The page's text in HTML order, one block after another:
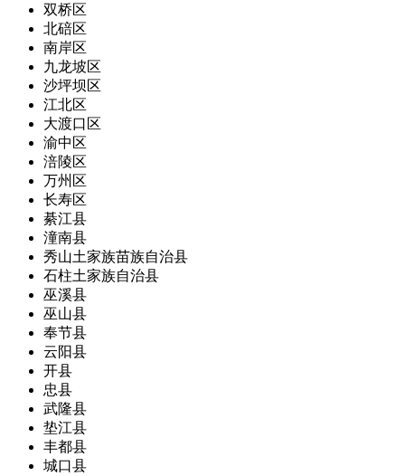
双桥区
北碚区
南岸区
九龙坡区
沙坪坝区
江北区
大渡口区
渝中区
涪陵区
万州区
长寿区
綦江县
潼南县
秀山土家族苗族自治县
石柱土家族自治县
巫溪县
巫山县
奉节县
云阳县
开县
忠县
武隆县
垫江县
丰都县
城口县